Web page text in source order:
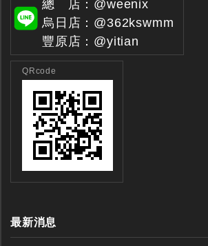
台製WEENIX四刃全鎢鋼銑刀
總 店：@weenix
烏日店：@362kswmm
豐原店：@yitian
QRcode
最新消息